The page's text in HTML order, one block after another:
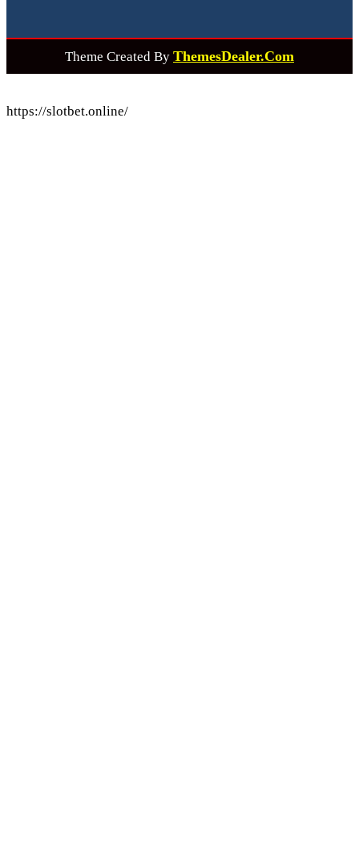
Theme Created By ThemesDealer.Com
https://slotbet.online/